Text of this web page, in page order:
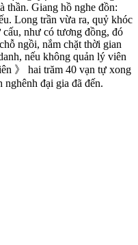
thần. Giang hồ nghe đồn:
Long trần vừa ra, quỷ khóc
như có tương đồng, đó
ngồi, nắm chặt thời gian
nếu không quản lý viên
》 hai trăm 40 vạn tự xong
nghênh đại gia đã đến.